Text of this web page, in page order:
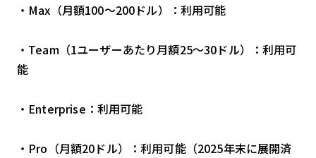
・Max（月額100〜200ドル）：利用可能
・Team（1ユーザーあたり月額25〜30ドル）：利用可
能
・Enterprise：利用可能
・Pro（月額20ドル）：利用可能（2025年末に展開済